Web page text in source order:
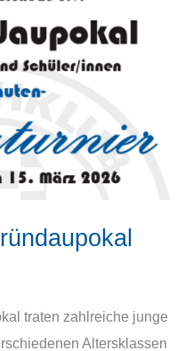
traten zahlreiche junge
Altersklassen